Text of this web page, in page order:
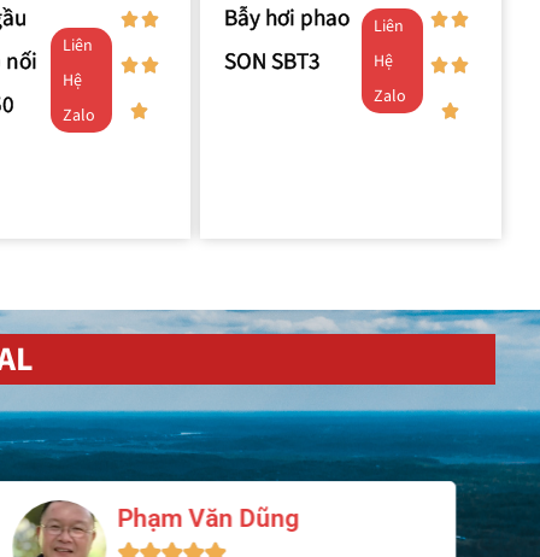
nối
Liên
Hệ
Zalo
Bẫy hơi phao
SON SBT3
Liên
Hệ
Zalo
Nguyễn Minh Hoàng